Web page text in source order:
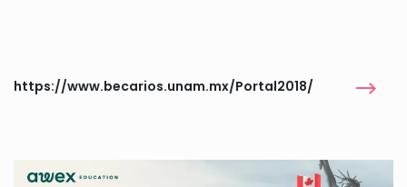
https://www.becarios.unam.mx/Portal2018/